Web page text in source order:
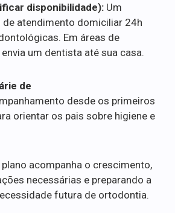
disponibilidade): Um
atendimento domiciliar 24h
Em áreas de
um dentista até sua casa.
de
desde os primeiros
orientar os pais sobre higiene e
plano acompanha o crescimento,
necessárias e preparando a
futura de ortodontia.